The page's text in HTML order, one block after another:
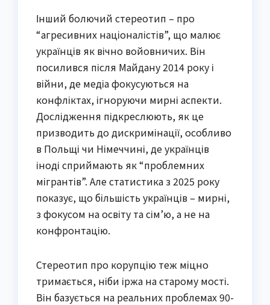
Інший болючий стереотип – про
“агресивних націоналістів”, що малює
українців як вічно войовничих. Він
посилився після Майдану 2014 року і
війни, де медіа фокусуються на
конфліктах, ігноруючи мирні аспекти.
Дослідження підкреслюють, як це
призводить до дискримінації, особливо
в Польщі чи Німеччині, де українців
іноді сприймають як “проблемних
мігрантів”. Але статистика з 2025 року
показує, що більшість українців – мирні,
з фокусом на освіту та сім’ю, а не на
конфронтацію.
Стереотип про корупцію теж міцно
тримається, ніби іржа на старому мості.
Він базується на реальних проблемах 90-